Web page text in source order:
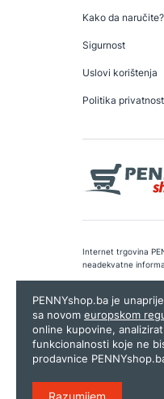
Kako da naručite?
Sigurnost
Uslovi korištenja
Politika
Internet trgovina
neadekvatne
Copyright © 2026.
PENNYshop.ba je
sa novom europskom
online kupovine,
funkcionalnosti koje ne
prodavnice
Razumijem